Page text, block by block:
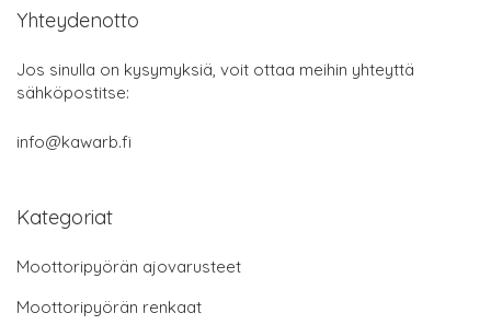
Yhteydenotto
Jos sinulla on kysymyksiä, voit ottaa meihin yhteyttä
sähköpostitse:
info@kawarb.fi
Kategoriat
Moottoripyörän ajovarusteet
Moottoripyörän renkaat